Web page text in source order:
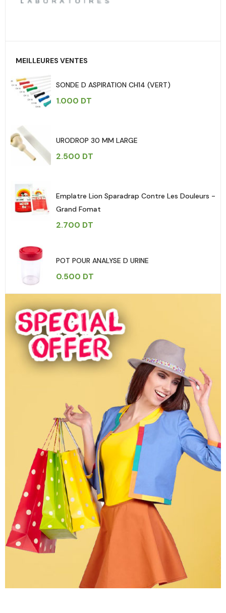
MEILLEURES VENTES
SONDE D ASPIRATION CH14 (VERT)
1.000 DT
URODROP 30 MM LARGE
2.500 DT
Emplatre Lion Sparadrap Contre Les Douleurs -
Grand Fomat
2.700 DT
POT POUR ANALYSE D URINE
0.500 DT